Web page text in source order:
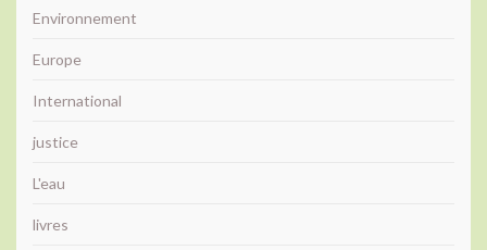
Environnement
Europe
International
justice
L'eau
livres